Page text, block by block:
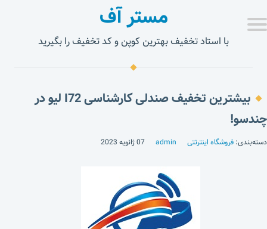
مستر آف
با استاد تخفیف بهترین کوپن و کد تخفیف را بگیرید
بیشترین تخفیف صندلی کارشناسی I72 لیو در
چندسو!
دسته‌بندی: فروشگاه اینترنتی admin 07 ژانویه 2023